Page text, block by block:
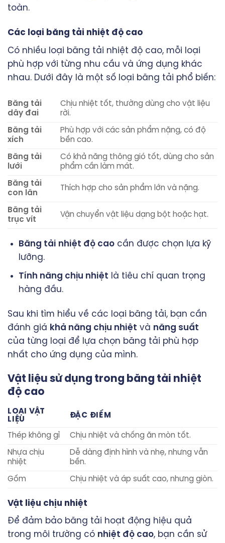
toàn.
Các loại băng tải nhiệt độ cao
Có nhiều loại băng tải nhiệt độ cao, mỗi loại
phù hợp với từng nhu cầu và ứng dụng khác
nhau. Dưới đây là một số loại băng tải phổ biến:
Băng tải
dây đai
Chịu nhiệt tốt, thường dùng cho vật liệu
rời.
Băng tải
xích
Phù hợp với các sản phẩm nặng, có độ
bền cao.
Băng tải
lưới
Có khả năng thông gió tốt, dùng cho sản
phẩm cần làm mát.
Băng tải
con lăn
Thích hợp cho sản phẩm lớn và nặng.
Băng tải
trục vít
Vận chuyển vật liệu dạng bột hoặc hạt.
Băng tải nhiệt độ cao cần được chọn lựa kỹ
lưỡng.
Tính năng chịu nhiệt là tiêu chí quan trọng
hàng đầu.
Sau khi tìm hiểu về các loại băng tải, bạn cần
đánh giá khả năng chịu nhiệt và năng suất
của từng loại để lựa chọn băng tải phù hợp
nhất cho ứng dụng của mình.
Vật liệu sử dụng trong băng tải nhiệt
độ cao
LOẠI VẬT
LIỆU
ĐẶC ĐIỂM
Thép không gỉ Chịu nhiệt và chống ăn mòn tốt.
Nhựa chịu
nhiệt
Dễ dàng định hình và nhẹ, nhưng vẫn
bền.
Gốm Chịu nhiệt và áp suất cao, nhưng giòn.
Vật liệu chịu nhiệt
Để đảm bảo băng tải hoạt động hiệu quả
trong môi trường có nhiệt độ cao, bạn cần sử